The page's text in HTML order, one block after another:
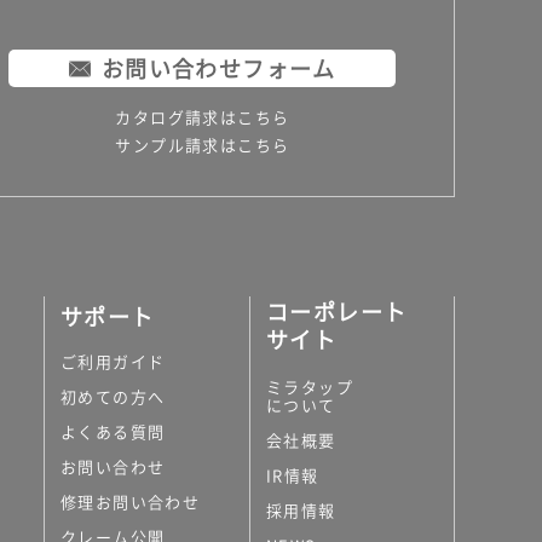
お問い合わせフォーム
カタログ請求はこちら
サンプル請求はこちら
サポート
ご利用ガイド
初めての方へ
よくある質問
お問い合わせ
修理お問い合わせ
クレーム公開
コーポレート
サイト
ミラタップ
について
会社概要
IR情報
採用情報